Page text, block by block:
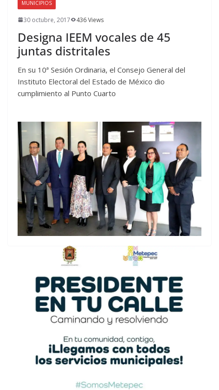
MUNICIPIOS
30 octubre, 2017 436 Views
Designa IEEM vocales de 45
juntas distritales
En su 10ª Sesión Ordinaria, el Consejo General del
Instituto Electoral del Estado de México dio
cumplimiento al Punto Cuarto